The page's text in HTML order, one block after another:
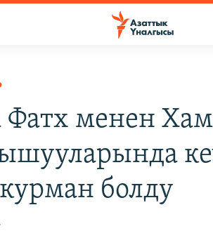
Фатх менен
болду